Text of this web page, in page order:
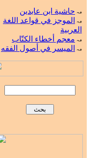
حاشية ابن عابدين
الموجز في قواعد اللغة
العربية
معجم أخطاء الكتّاب
الميسر في أصول الفقه